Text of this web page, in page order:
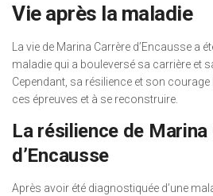
Vie après la maladie
La vie de Marina Carrère d’Encausse a
maladie qui a bouleversé sa carrière et
Cependant, sa résilience et son courage
ces épreuves et à se reconstruire.
La résilience de Marina
d’Encausse
Après avoir été diagnostiquée d’une